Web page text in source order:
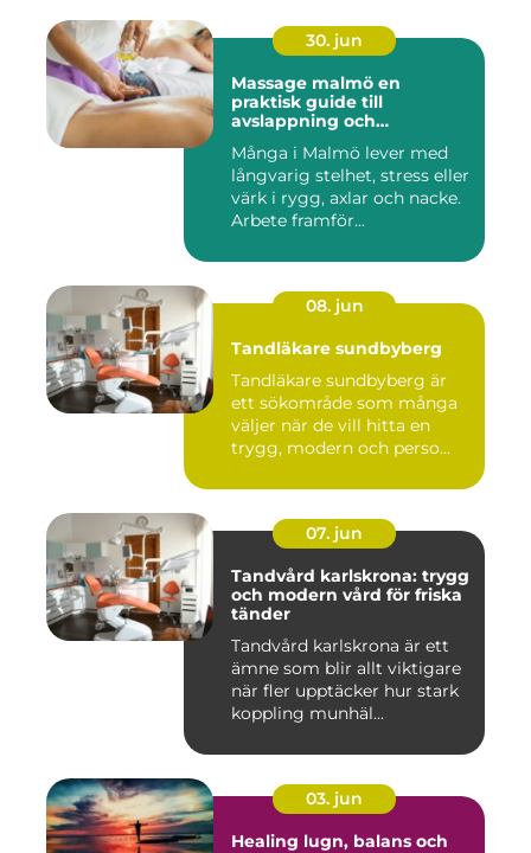
30. jun
Massage malmö en
praktisk guide till
avslappning och
Många i Malmö lever med
långvarig stelhet, stress eller
värk i rygg, axlar och nacke.
Arbete framför...
08. jun
Tandläkare sundbyberg
Tandläkare sundbyberg är
ett sökområde som många
väljer när de vill hitta en
trygg, modern och perso...
07. jun
Tandvård karlskrona: trygg
och modern vård för friska
tänder
Tandvård karlskrona är ett
ämne som blir allt viktigare
när fler upptäcker hur stark
koppling munhäl...
03. jun
Healing lugn, balans och